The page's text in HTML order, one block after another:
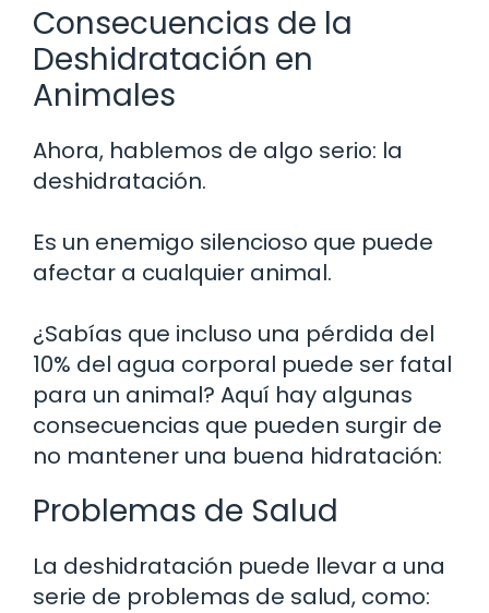
Consecuencias de la
Deshidratación en
Animales
Ahora, hablemos de algo serio: la
deshidratación.
Es un enemigo silencioso que puede
afectar a cualquier animal.
¿Sabías que incluso una pérdida del
10% del agua corporal puede ser fatal
para un animal? Aquí hay algunas
consecuencias que pueden surgir de
no mantener una buena hidratación:
Problemas de Salud
La deshidratación puede llevar a una
serie de problemas de salud, como: